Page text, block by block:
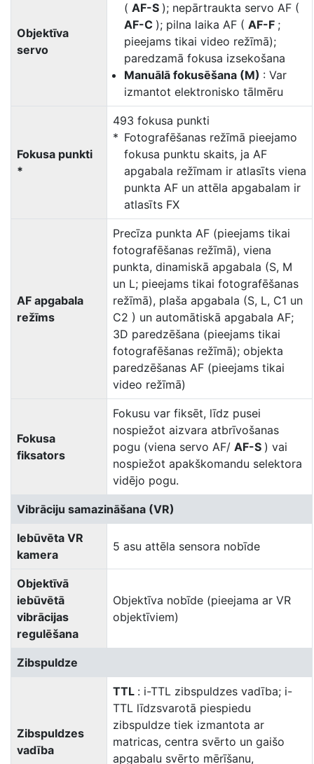
Objektīva
servo
( AF-S ); nepārtraukta servo AF (
AF-C ); pilna laika AF ( AF-F ;
pieejams tikai video režīmā);
paredzamā fokusa izsekošana
Manuālā fokusēšana (M) : Var
izmantot elektronisko tālmēru
Fokusa punkti
*
493 fokusa punkti
Fotografēšanas režīmā pieejamo
fokusa punktu skaits, ja AF
apgabala režīmam ir atlasīts viena
punkta AF un attēla apgabalam ir
atlasīts FX
AF apgabala
režīms
Precīza punkta AF (pieejams tikai
fotografēšanas režīmā), viena
punkta, dinamiskā apgabala (S, M
un L; pieejams tikai fotografēšanas
režīmā), plaša apgabala (S, L, C1 un
C2 ) un automātiskā apgabala AF;
3D paredzēšana (pieejams tikai
fotografēšanas režīmā); objekta
paredzēšanas AF (pieejams tikai
video režīmā)
Fokusa
fiksators
Fokusu var fiksēt, līdz pusei
nospiežot aizvara atbrīvošanas
pogu (viena servo AF/ AF-S ) vai
nospiežot apakškomandu selektora
vidējo pogu.
Vibrāciju samazināšana (VR)
Iebūvēta VR
kamera
5 asu attēla sensora nobīde
Objektīvā
iebūvētā
vibrācijas
regulēšana
Objektīva nobīde (pieejama ar VR
objektīviem)
Zibspuldze
Zibspuldzes
vadība
TTL : i-TTL zibspuldzes vadība; i-
TTL līdzsvarotā piespiedu
zibspuldze tiek izmantota ar
matricas, centra svērto un gaišo
apgabalu svērto mērīšanu,